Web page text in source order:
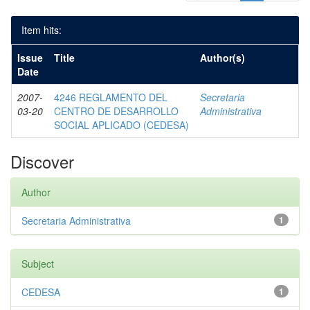
Item hits:
Issue
Date
Title Author(s)
2007-
03-20
4246 REGLAMENTO DEL
CENTRO DE DESARROLLO
SOCIAL APLICADO (CEDESA)
Secretaria
Administrativa
Discover
Author
1
Secretaria Administrativa
Subject
1
CEDESA